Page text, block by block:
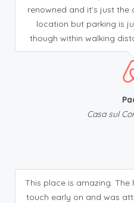
renowned and it's just the
location but parking is
though within walking
Casa sul
This place is amazing.
touch early on and was